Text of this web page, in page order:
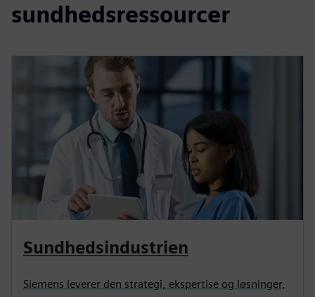
sundhedsressourcer
Sundhedsindustrien
Siemens leverer den strategi, ekspertise og løsninger,